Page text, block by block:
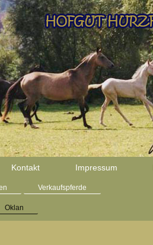
Kontakt Impressum
Verkaufspferde
Oklan